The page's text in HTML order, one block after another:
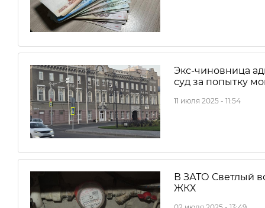
Экс-чиновница
суд за попытку
11 июля 2025 - 11:54
В ЗАТО Светлый
ЖКХ